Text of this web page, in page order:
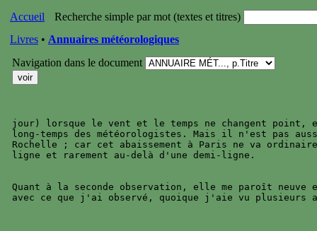
Accueil
Recherche simple par mot (textes et titres)
Livres • Annuaires météorologiques
Navigation dans le document
jour) lorsque le vent et le temps ne changent point,
long-temps des météorologistes. Mais il n'est pas
Rochelle ; car cet abaissement à Paris ne va
ligne et rarement au-delà d'une demi-ligne.
Quant à la seconde observation, elle me paroît